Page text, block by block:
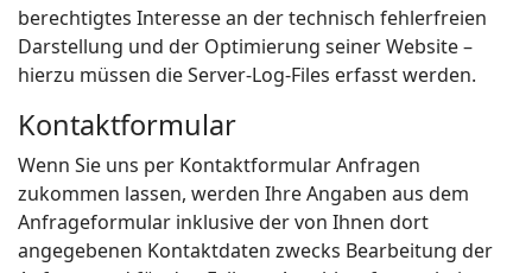
berechtigtes Interesse an der technisch fehlerfreien
Darstellung und der Optimierung seiner Website –
hierzu müssen die Server-Log-Files erfasst werden.
Kontaktformular
Wenn Sie uns per Kontaktformular Anfragen
zukommen lassen, werden Ihre Angaben aus dem
Anfrageformular inklusive der von Ihnen dort
angegebenen Kontaktdaten zwecks Bearbeitung der